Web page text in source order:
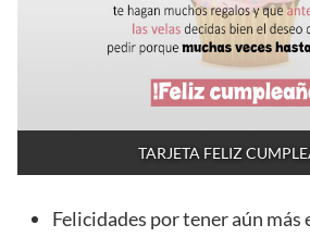
TARJETA FELIZ
Felicidades por tener aún más